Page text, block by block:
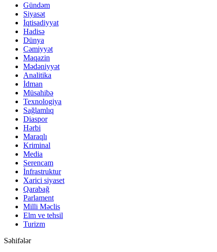
Gündəm
Siyasət
İqtisadiyyat
Hadisə
Dünya
Cəmiyyət
Maqazin
Mədəniyyət
Analitika
İdman
Müsahibə
Texnologiya
Sağlamlıq
Diaspor
Hərbi
Maraqlı
Kriminal
Media
Serencam
İnfrastruktur
Xarici siyaset
Qarabağ
Parlament
Milli Məclis
Elm ve tehsil
Turizm
Səhifələr